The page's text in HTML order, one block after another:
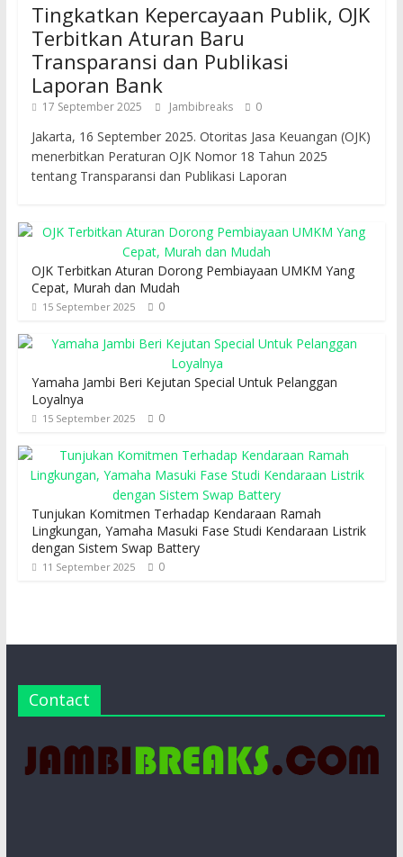
Tingkatkan Kepercayaan Publik, OJK
Terbitkan Aturan Baru
Transparansi dan Publikasi
Laporan Bank
17 September 2025 Jambibreaks 0
Jakarta, 16 September 2025. Otoritas Jasa Keuangan (OJK)
menerbitkan Peraturan OJK Nomor 18 Tahun 2025
tentang Transparansi dan Publikasi Laporan
OJK Terbitkan Aturan Dorong Pembiayaan UMKM Yang
Cepat, Murah dan Mudah
15 September 2025 0
Yamaha Jambi Beri Kejutan Special Untuk Pelanggan
Loyalnya
15 September 2025 0
Tunjukan Komitmen Terhadap Kendaraan Ramah
Lingkungan, Yamaha Masuki Fase Studi Kendaraan Listrik
dengan Sistem Swap Battery
11 September 2025 0
Contact